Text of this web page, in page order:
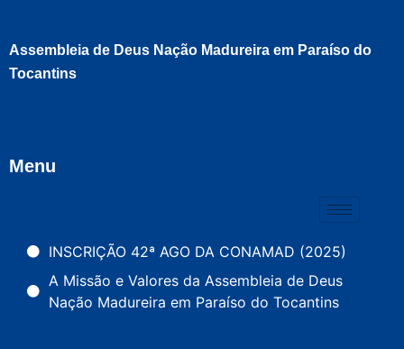
Assembleia de Deus Nação Madureira em Paraíso do
Tocantins
Menu
INSCRIÇÃO 42ª AGO DA CONAMAD (2025)
A Missão e Valores da Assembleia de Deus
Nação Madureira em Paraíso do Tocantins